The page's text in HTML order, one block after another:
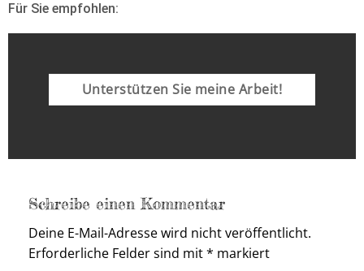
Für Sie empfohlen:
Unterstützen Sie meine Arbeit!
Schreibe einen Kommentar
Deine E-Mail-Adresse wird nicht veröffentlicht.
Erforderliche Felder sind mit* markiert